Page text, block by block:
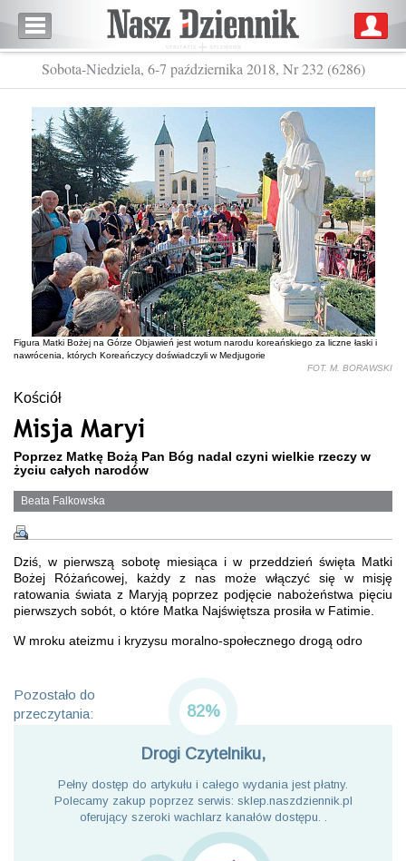
Sobota-Niedziela, 6-7 października 2018, Nr 232 (6286)
Figura Matki Bożej na Górze Objawień jest wotum narodu koreańskiego za liczne łaski i
nawrócenia, których Koreańczycy doświadczyli w Medjugorie
FOT. M. BORAWSKI
Kościół
Misja Maryi
Poprzez Matkę Bożą Pan Bóg nadal czyni wielkie rzeczy w
życiu całych narodów
Beata Falkowska
Dziś, w pierwszą sobotę miesiąca i w przeddzień święta Matki
Bożej Różańcowej, każdy z nas może włączyć się w misję
ratowania świata z Maryją poprzez podjęcie nabożeństwa pięciu
pierwszych sobót, o które Matka Najświętsza prosiła w Fatimie.
W mroku ateizmu i kryzysu moralno-społecznego drogą odro
Pozostało do
przeczytania:
82%
Drogi Czytelniku,
Pełny dostęp do artykułu i całego wydania jest płatny.
Polecamy zakup poprzez serwis: sklep.naszdziennik.pl
oferujący szeroki wachlarz kanałów dostępu. .